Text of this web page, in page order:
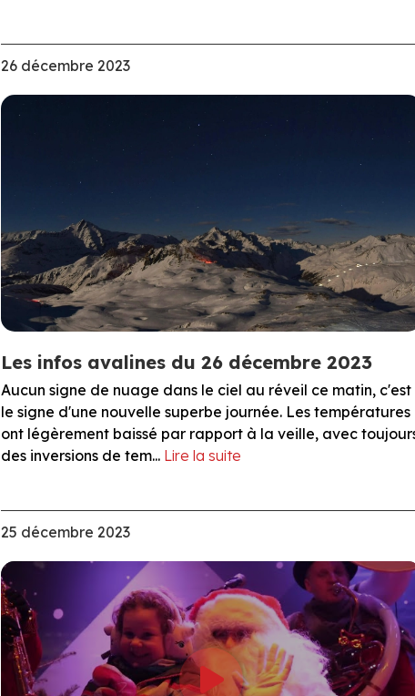
26 décembre 2023
Les infos avalines du 26 décembre 2023
Aucun signe de nuage dans le ciel au réveil ce matin, c'est
le signe d'une nouvelle superbe journée. Les températures
ont légèrement baissé par rapport à la veille, avec
des inversions de tem... Lire la suite
25 décembre 2023